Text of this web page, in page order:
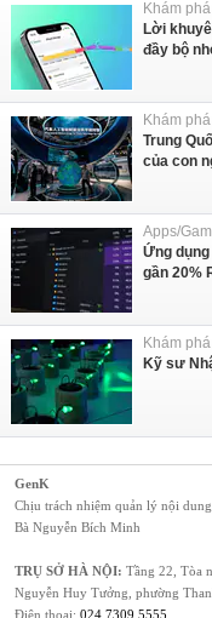
Khám
Lời
đầy bộ
Khám
Trung
của con
Apps/
Ứng
gần 20%
Khám
Kỹ sư
GenK
Chịu trách nhiệm quản lý nội
Bà Nguyễn Bích Minh
TRỤ SỞ HÀ NỘI: Tầng 22, Tòa
Nguyễn Huy Tưởng, phường
Điện thoại: 024 7309 5555